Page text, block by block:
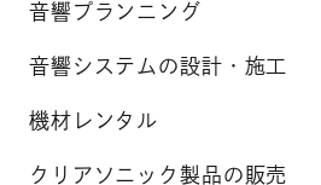
音響プランニング
音響システムの設計・施工
機材レンタル
クリアソニック製品の販売